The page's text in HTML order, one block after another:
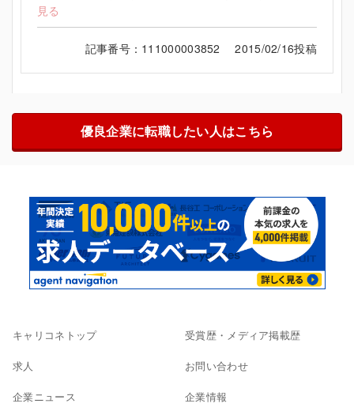
見る
記事番号：111000003852 2015/02/16投稿
優良企業に転職したい人はこちら
キャリコネトップ
求人
企業ニュース
受賞歴・メディア掲載歴
お問い合わせ
企業情報